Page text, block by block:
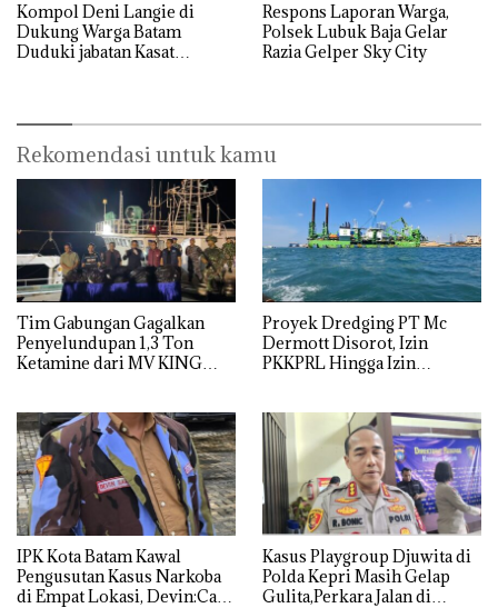
Kompol Deni Langie di
Dukung Warga Batam
Duduki jabatan Kasat
Respons Laporan Warga,
Polsek Lubuk Baja Gelar
Razia Gelper Sky City
Rekomendasi untuk kamu
Tim Gabungan Gagalkan
Penyelundupan 1,3 Ton
Ketamine dari MV KING
Proyek Dredging PT Mc
Dermott Disorot, Izin
PKKPRL Hingga Izin
IPK Kota Batam Kawal
Pengusutan Kasus Narkoba
di Empat Lokasi, Devin:Cari
Kasus Playgroup Djuwita di
Polda Kepri Masih Gelap
Gulita,Perkara Jalan di